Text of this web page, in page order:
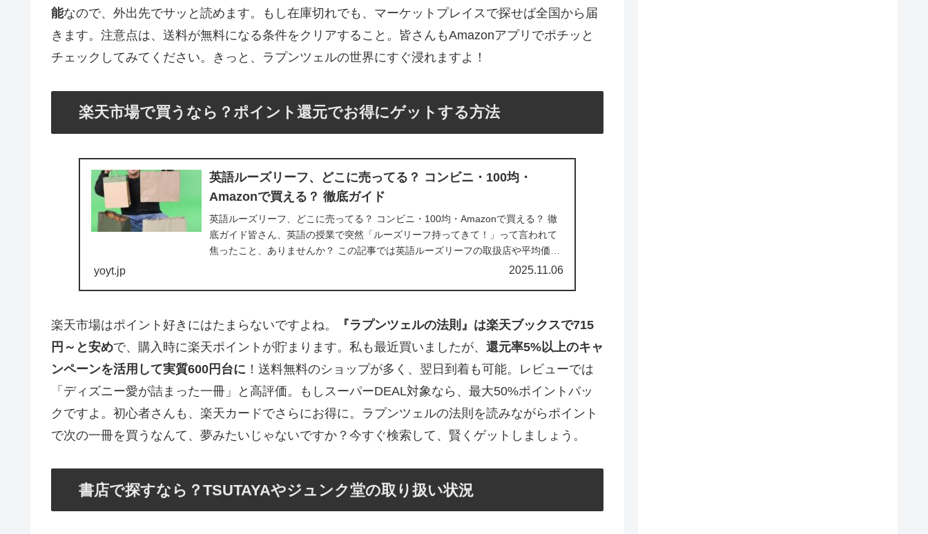
能なので、外出先でサッと読めます。もし在庫切れでも、マーケットプレイスで探せば全国から届
きます。注意点は、送料が無料になる条件をクリアすること。皆さんもAmazonアプリでポチッと
チェックしてみてください。きっと、ラプンツェルの世界にすぐ浸れますよ！
楽天市場で買うなら？ポイント還元でお得にゲットする方法
英語ルーズリーフ、どこに売ってる？ コンビニ・100均・
Amazonで買える？ 徹底ガイド
英語ルーズリーフ、どこに売ってる？ コンビニ・100均・Amazonで買える？ 徹
底ガイド皆さん、英語の授業で突然「ルーズリーフ持ってきて！」って言われて
焦ったこと、ありませんか？ この記事では英語ルーズリーフの取扱店や平均価
yoyt.jp 2025.11.06
楽天市場はポイント好きにはたまらないですよね。
『ラプンツェルの法則』は楽天ブックスで715
円～と安めで、購入時に楽天ポイントが貯まります。私も最近買いましたが、 還元率5%以上のキャ
ンペーンを活用して実質600円台に ！送料無料のショップが多く、翌日到着も可能。レビューでは
「ディズニー愛が詰まった一冊」と高評価。もしスーパーDEAL対象なら、最大50%ポイントバッ
クですよ。初心者さんも、楽天カードでさらにお得に。ラプンツェルの法則を読みながらポイント
で次の一冊を買うなんて、夢みたいじゃないですか？今すぐ検索して、賢くゲットしましょう。
書店で探すなら？TSUTAYAやジュンク堂の取り扱い状況